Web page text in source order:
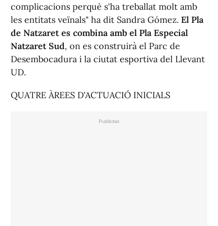
complicacions perquè s'ha treballat molt amb
les entitats veïnals" ha dit Sandra Gómez. El Pla
de Natzaret es combina amb el Pla Especial
Natzaret Sud, on es construirà el Parc de
Desembocadura i la ciutat esportiva del Llevant
UD.
QUATRE ÀREES D'ACTUACIÓ INICIALS